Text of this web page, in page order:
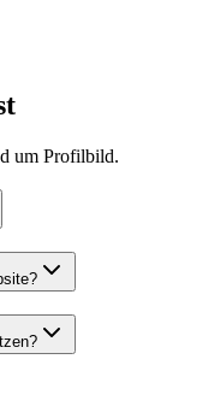
um Profilbild.